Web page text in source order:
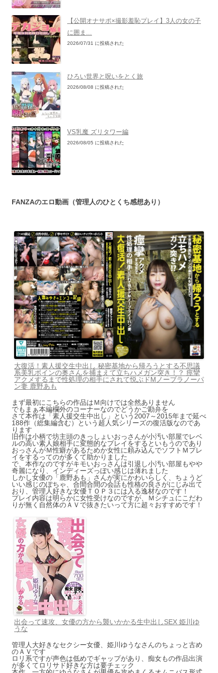
【公開オナサポ×撮影羞恥プレイ】3人の女の子
に囲ま...
2026/07/31 に投稿された
ひろい世界と呪いをとく旅
2026/08/08 に投稿された
VS乳魔 ズリタワー編
2026/08/05 に投稿された
FANZAのエロ動画（管理人のひとくち感想あり）
大復活！素人援交生中出し 秘密基地から帰ろうとする不思議
系美乳ボインの奥さんを捕まえて立ちハメガン突き！？ 痙攣
アクメするまで性処理の相手にされて悦ぶドMノーブラノーパ
ン妻 鹿野あも
まず最初にこちらの作品はＭ向けでは全然ありません
でもまぁ本編欄外のコーナーなのでどうかご勘弁を
さて本作は「素人援交生中出し」という2007～2015年まで延べ
188作（総集編含む）という超人気シリーズの復活版なのであ
ります
旧作は小柄で坊主頭のきっしょいおっさんが小汚い部屋でレベ
ルの高い素人娘相手に変態的なプレイをするといもうのであり
おっさんがＭ性癖があるためか女性に頼み込んでソフトＭプレ
イをするってのが多くて助かりました
で、本作なのですがキモいおっさんは引退し小汚い部屋もやや
奇麗になり、インディーズっぽい感じは薄れました
しかし女優の「鹿野あも」さんが実にかわいらしく、ちょうど
いい感じのぽちゃ、合間合間の会話も性格の良さがにじみ出て
おり、管理人好きな女優ＴＯＰ３には入る逸材なのです！
プレイ内容は明らかに女性受けなのですが、Ｍシチュにこだわ
りが無く自然体のＡＶで抜きたいって方に超々おすすめです！
出会って速攻、女優の方から襲いかかる生中出しSEX 姫川ゆ
うな
管理人大好きなセクシー女優、姫川ゆうなさんのちょっと古め
のＡＶです
ロリ系ですが声色は低めでギャップがあり、痴女もの作品出演
が多くてロリサド好きな方は要チェック